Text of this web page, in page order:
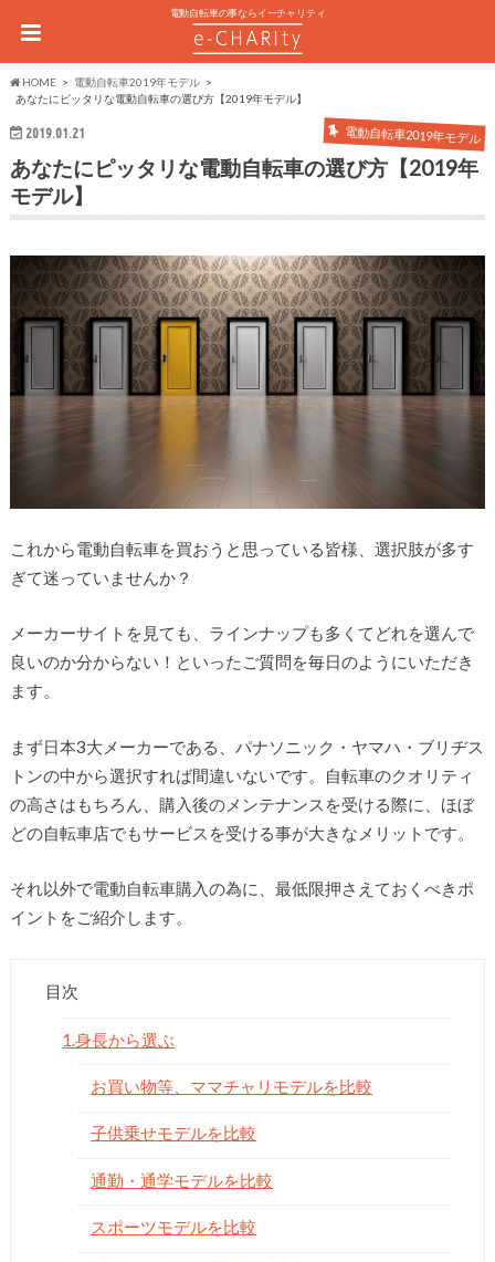
電動自転車の事ならイーチャリティ
HOME
電動自転車2019年モデル
あなたにピッタリな電動自転車の選び方【2019年モデル】
2019.01.21 電動自転車2019年モデル
あなたにピッタリな電動自転車の選び方【2019年
モデル】
これから電動自転車を買おうと思っている皆様、選択肢が多す
ぎて迷っていませんか？
メーカーサイトを見ても、ラインナップも多くてどれを選んで
良いのか分からない！といったご質問を毎日のようにいただき
ます。
まず日本3大メーカーである、パナソニック・ヤマハ・ブリヂス
トンの中から選択すれば間違いないです。自転車のクオリティ
の高さはもちろん、購入後のメンテナンスを受ける際に、ほぼ
どの自転車店でもサービスを受ける事が大きなメリットです。
それ以外で電動自転車購入の為に、最低限押さえておくべきポ
イントをご紹介します。
目次
­1.身長から選ぶ
お買い物等、ママチャリモデルを比較
子供乗せモデルを比較
通勤・通学モデルを比較
スポーツモデルを比較